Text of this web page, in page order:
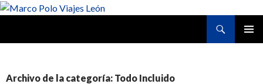
Archivo de la categoría: Todo Incluido